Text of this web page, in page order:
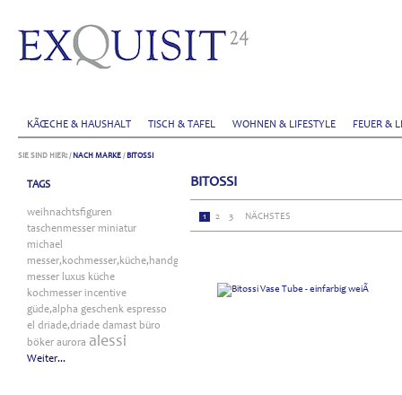
KÃŒCHE & HAUSHALT TISCH & TAFEL WOHNEN & LIFESTYLE FEUER &
SIE SIND HIER: / NACH MARKE / BITOSSI
TAGS
weihnachtsfiguren
taschenmesser miniatur
michael
messer,kochmesser,küche,handgefertigt
messer luxus küche
kochmesser incentive
güde,alpha geschenk espresso
el driade,driade damast büro
böker aurora alessi
Weiter...
BITOSSI
1 2 3 NÄCHSTES